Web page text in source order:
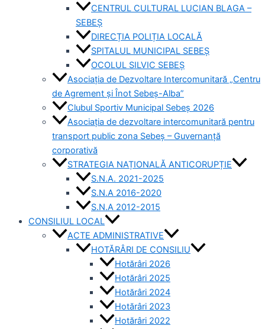
CENTRUL CULTURAL LUCIAN BLAGA –
SEBEȘ
DIRECȚIA POLIȚIA LOCALĂ
SPITALUL MUNICIPAL SEBEȘ
OCOLUL SILVIC SEBEȘ
Asociația de Dezvoltare Intercomunitară „Centru
de Agrement și Înot Sebeș-Alba”
Clubul Sportiv Municipal Sebeș 2026
Asociația de dezvoltare intercomunitară pentru
transport public zona Sebeș – Guvernanță
corporativă
STRATEGIA NAȚIONALĂ ANTICORUPȚIE
S.N.A. 2021-2025
S.N.A 2016-2020
S.N.A 2012-2015
CONSILIUL LOCAL
ACTE ADMINISTRATIVE
HOTĂRÂRI DE CONSILIU
Hotărâri 2026
Hotărâri 2025
Hotărâri 2024
Hotărâri 2023
Hotărâri 2022